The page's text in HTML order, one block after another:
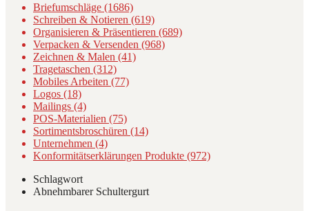
Briefumschläge (1686)
Schreiben & Notieren (619)
Organisieren & Präsentieren (689)
Verpacken & Versenden (968)
Zeichnen & Malen (41)
Tragetaschen (312)
Mobiles Arbeiten (77)
Logos (18)
Mailings (4)
POS-Materialien (75)
Sortimentsbroschüren (14)
Unternehmen (4)
Konformitätserklärungen Produkte (972)
Schlagwort
Abnehmbarer Schultergurt